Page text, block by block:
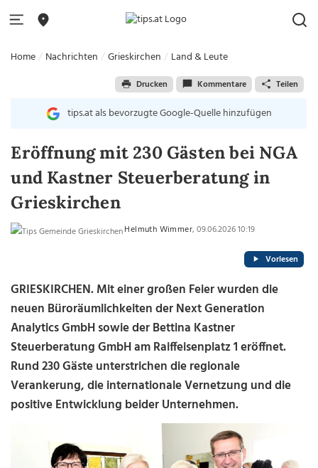
Home Nachrichten Grieskirchen Land & Leute
Drucken Kommentare Teilen
tips.at als bevorzugte Google-Quelle hinzufügen
Eröffnung mit 230 Gästen bei NGA
und Kastner Steuerberatung in
Grieskirchen
Helmuth Wimmer, 09.06.2026 10:19
Vorlesen
GRIESKIRCHEN. Mit einer großen Feier wurden die
neuen Büroräumlichkeiten der Next Generation
Analytics GmbH sowie der Bettina Kastner
Steuerberatung GmbH am Raiffeisenplatz 1 eröffnet.
Rund 230 Gäste unterstrichen die regionale
Verankerung, die internationale Vernetzung und die
positive Entwicklung beider Unternehmen.